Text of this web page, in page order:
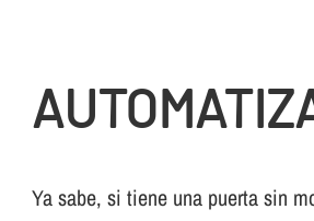
Ya sabe, si tiene una puerta sin